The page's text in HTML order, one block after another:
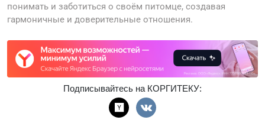
понимать и заботиться о своём питомце, создавая
гармоничные и доверительные отношения.
Подписывайтесь на КОРГИТЕКУ: